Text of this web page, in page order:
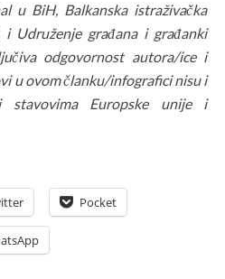
u BiH, Balkanska istraživačka
Udruženje građana i građanki
odgovornost autora/ice i
u ovom članku/infografici nisu i
Europske unije i
Pocket